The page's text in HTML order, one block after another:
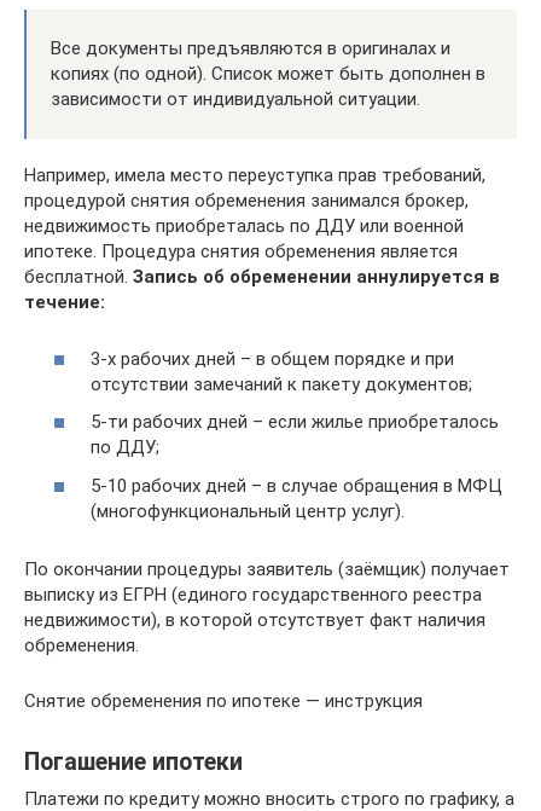
Все документы предъявляются в оригиналах и
копиях (по одной). Список может быть дополнен в
зависимости от индивидуальной ситуации.
Например, имела место переуступка прав требований,
процедурой снятия обременения занимался брокер,
недвижимость приобреталась по ДДУ или военной
ипотеке. Процедура снятия обременения является
бесплатной. Запись об обременении аннулируется в
течение:
3-х рабочих дней – в общем порядке и при
отсутствии замечаний к пакету документов;
5-ти рабочих дней – если жилье приобреталось
по ДДУ;
5-10 рабочих дней – в случае обращения в МФЦ
(многофункциональный центр услуг).
По окончании процедуры заявитель (заёмщик) получает
выписку из ЕГРН (единого государственного реестра
недвижимости), в которой отсутствует факт наличия
обременения.
Снятие обременения по ипотеке — инструкция
Погашение ипотеки
​Платежи по кредиту можно вносить строго по графику, а